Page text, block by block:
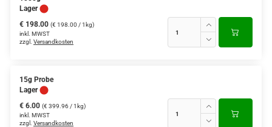
Lager
€ 198.00 (€ 198.00 / 1kg)
inkl. MWST
zzgl. Versandkosten
15g Probe
Lager
€ 6.00 (€ 399.96 / 1kg)
inkl. MWST
zzgl. Versandkosten